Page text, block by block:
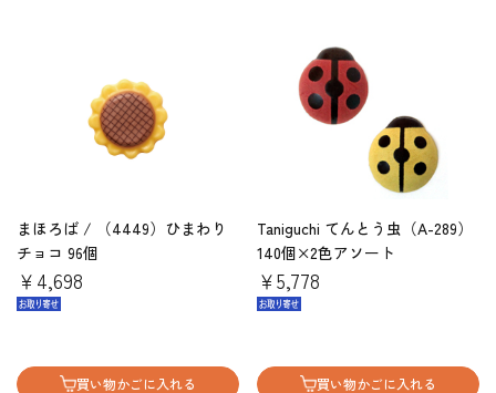
まほろば / （4449）ひまわり
チョコ 96個
￥4,698
買い物かごに入れる
Taniguchi てんとう虫（A-289）
140個×2色アソート
￥5,778
買い物かごに入れる